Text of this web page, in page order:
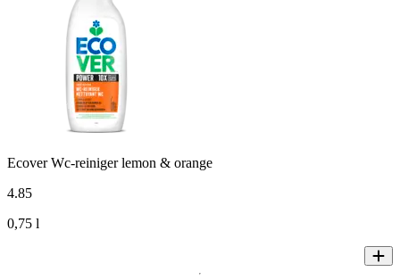
Ecover Wc-reiniger lemon & orange
4.85
0,75 l